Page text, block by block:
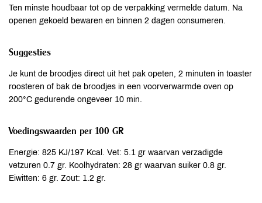
Ten minste houdbaar tot op de verpakking vermelde datum. Na
openen gekoeld bewaren en binnen 2 dagen consumeren.
Suggesties
Je kunt de broodjes direct uit het pak opeten, 2 minuten in toaster
roosteren of bak de broodjes in een voorverwarmde oven op
200°C gedurende ongeveer 10 min.
Voedingswaarden per 100 GR
Energie: 825 KJ/197 Kcal. Vet: 5.1 gr waarvan verzadigde
vetzuren 0.7 gr. Koolhydraten: 28 gr waarvan suiker 0.8 gr.
Eiwitten: 6 gr. Zout: 1.2 gr.